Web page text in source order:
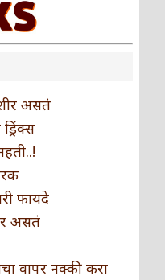
असतं
फायदे
असतं
वापर नक्की करा